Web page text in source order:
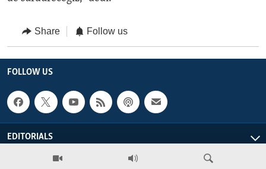
Share Follow us
FOLLOW US
EDITORIALS